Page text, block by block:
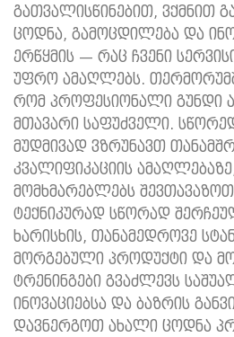
გათვალისწინებით, ვქმნით
ცოდნა, გამოცდილება და
ერწყმის — რაც ჩვენი
უფრო ამაღლებს.
რომ პროფესიონალი გუნდი
მთავარი საფუძველი.
მუდმივად ვზრუნავთ
კვალიფიკაციის
მომხმარებლებს
ტექნიკურად სწორად
ხარისხის, თანამედროვე
მორგებული პროდუქტი და
ტრენინგები გვაძლევს
ინოვაციებსა და ბაზრის
დავნერგოთ ახალი ცოდნა